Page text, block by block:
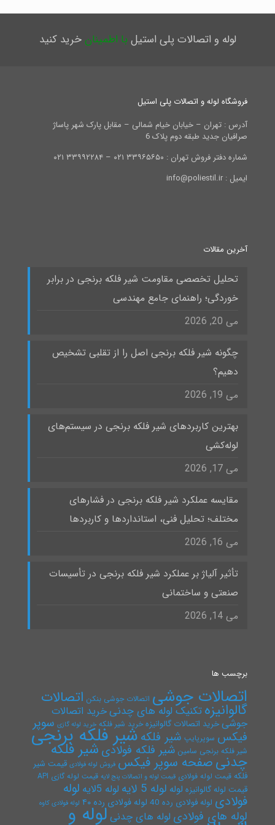
لوله و اتصالات پلی استیل با اطمینانخرید کنید
فروشگاه لوله و اتصالات پلی استیل
آدرس : تهران – خیابان خیام شمالی – مقابل پارک شهر پاساژ
صرافیان جدید طبقه دوم پلاک 6
شماره دفتر فروش تهران : ۳۳۹۶۵۶۵۰ ۰۲۱ – ۳۳۹۹۲۲۸۴ ۰۲۱
ایمیل : info@poliestil.ir
آخرین مقالات
تحلیل تخصصی مقاومت شیر فلکه برنجی در برابر
خوردگی؛ راهنمای جامع مهندسی
می 20, 2026
چگونه شیر فلکه برنجی اصل را از تقلبی تشخیص
دهیم؟
می 19, 2026
بهترین کاربردهای شیر فلکه برنجی در سیستم‌های
لوله‌کشی
می 17, 2026
مقایسه عملکرد شیر فلکه برنجی در فشارهای
مختلف؛ تحلیل فنی، استانداردها و کاربردها
می 16, 2026
تأثیر آلیاژ بر عملکرد شیر فلکه برنجی در تأسیسات
صنعتی و ساختمانی
می 14, 2026
برچسب ها
اتصالات جوشی اتصالات جوشی بنکن اتصالات
گالوانیزهتکنیک لوله های چدنیخرید اتصالات
جوشیخرید اتصالات گالوانیزه خرید شیر فلکه خرید لوله گازی سوپر
فیکس سوپرپایپ شیر فلکه شیر فلکه برنجی
شیر فلکه برنجی سامین شیر فلکه فولادی شیر فلکه
چدنیصفحه سوپر فیکس فروش لوله فولادی قیمت شیر
فلکه قیمت لوله فولادی قیمت لوله و اتصالات پنج لایه قیمت لوله گازی API
قیمت لوله گالوانیزه لوله لوله 5 لایه لوله 5لایه لوله
فولادی لوله فولادی رده 40 لوله فولادی رده ۴۰ لوله فولادی کاوه
لوله های فولادی لوله های چدنی لوله و